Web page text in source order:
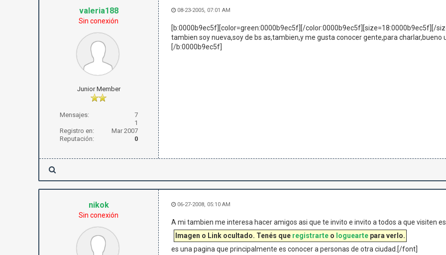
valeria188
Sin conexión
Junior Member
Mensajes:
7
1
Registro en:
Mar 2007
Reputación:
0
08-23-2005, 07:01 AM
[b:0000b9ec5f][color=green:0000b9ec5f][/color:0000b9ec5f][size=18:0000b9ec5f][/
tambien soy nueva,soy de bs as,tambien,y me gusta conocer gente,para charlar,bueno
[/b:0000b9ec5f]
nikok
Sin conexión
06-27-2008, 05:10 AM
A mi tambien me interesa hacer amigos asi que te invito e invito a todos a que visiten
Imagen o Link ocultado. Tenés que registrarteo logueartepara verlo.
es una pagina que principalmente es conocer a personas de otra ciudad.[/font]